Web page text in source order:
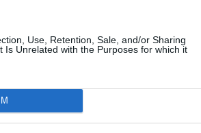
Use, Retention, Sale, and/or Sharing
Is Unrelated with the Purposes for which it